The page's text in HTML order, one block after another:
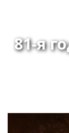
81-я